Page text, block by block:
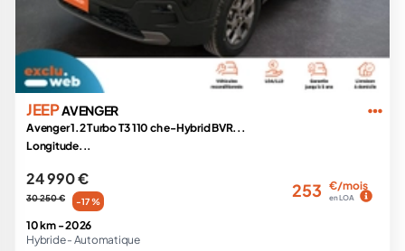
JEEPAVENGER
Avenger 1.2 Turbo T3 110 ch e-Hybrid BVR...
Longitude...
24 990 €
30 250 € -17 %
253 €/mois
en LOA
10 km -2026
Hybride - Automatique